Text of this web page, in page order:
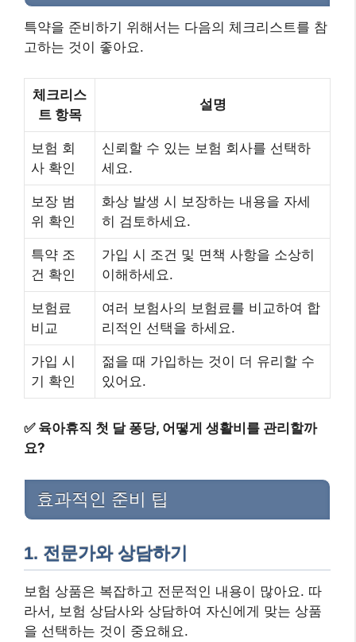
특약을 준비하기 위해서는 다음의 체크리스트를 참
고하는 것이 좋아요.
체크리스
트 항목
설명
보험 회
사 확인
신뢰할 수 있는 보험 회사를 선택하
세요.
보장 범
위 확인
화상 발생 시 보장하는 내용을 자세
히 검토하세요.
특약 조
건 확인
가입 시 조건 및 면책 사항을 소상히
이해하세요.
보험료
비교
여러 보험사의 보험료를 비교하여 합
리적인 선택을 하세요.
가입 시
기 확인
젊을 때 가입하는 것이 더 유리할 수
있어요.
✅ 육아휴직 첫 달 퐁당, 어떻게 생활비를 관리할까
요?
효과적인 준비 팁
1. 전문가와 상담하기
보험 상품은 복잡하고 전문적인 내용이 많아요. 따
라서, 보험 상담사와 상담하여 자신에게 맞는 상품
을 선택하는 것이 중요해요.